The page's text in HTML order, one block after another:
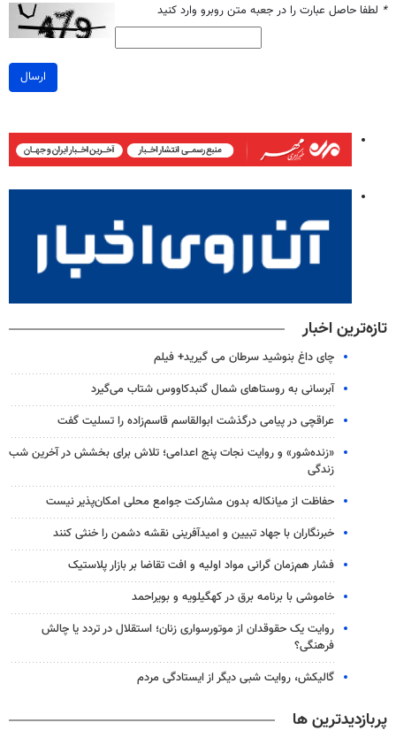
* لطفا حاصل عبارت را در جعبه متن روبرو وارد کنید
ارسال
تازه‌ترین اخبار
چای داغ بنوشید سرطان می گیرید+ فیلم
آبرسانی به روستاهای شمال گنبدکاووس شتاب می‌گیرد
عراقچی در پیامی درگذشت ابوالقاسم قاسم‌زاده را تسلیت گفت
«زنده‌شور» و روایت نجات پنج اعدامی؛ تلاش برای بخشش در آخرین شب
زندگی
حفاظت از میانکاله بدون مشارکت جوامع محلی امکان‌پذیر نیست
خبرنگاران با جهاد تبیین و امیدآفرینی نقشه دشمن را خنثی کنند
فشار هم‌زمان گرانی مواد اولیه و افت تقاضا بر بازار پلاستیک
خاموشی با برنامه برق در کهگیلویه و بویراحمد
روایت یک حقوقدان از موتورسواری زنان؛ استقلال در تردد یا چالش
فرهنگی؟
گالیکش، روایت شبی دیگر از ایستادگی مردم
پربازدیدترین ها